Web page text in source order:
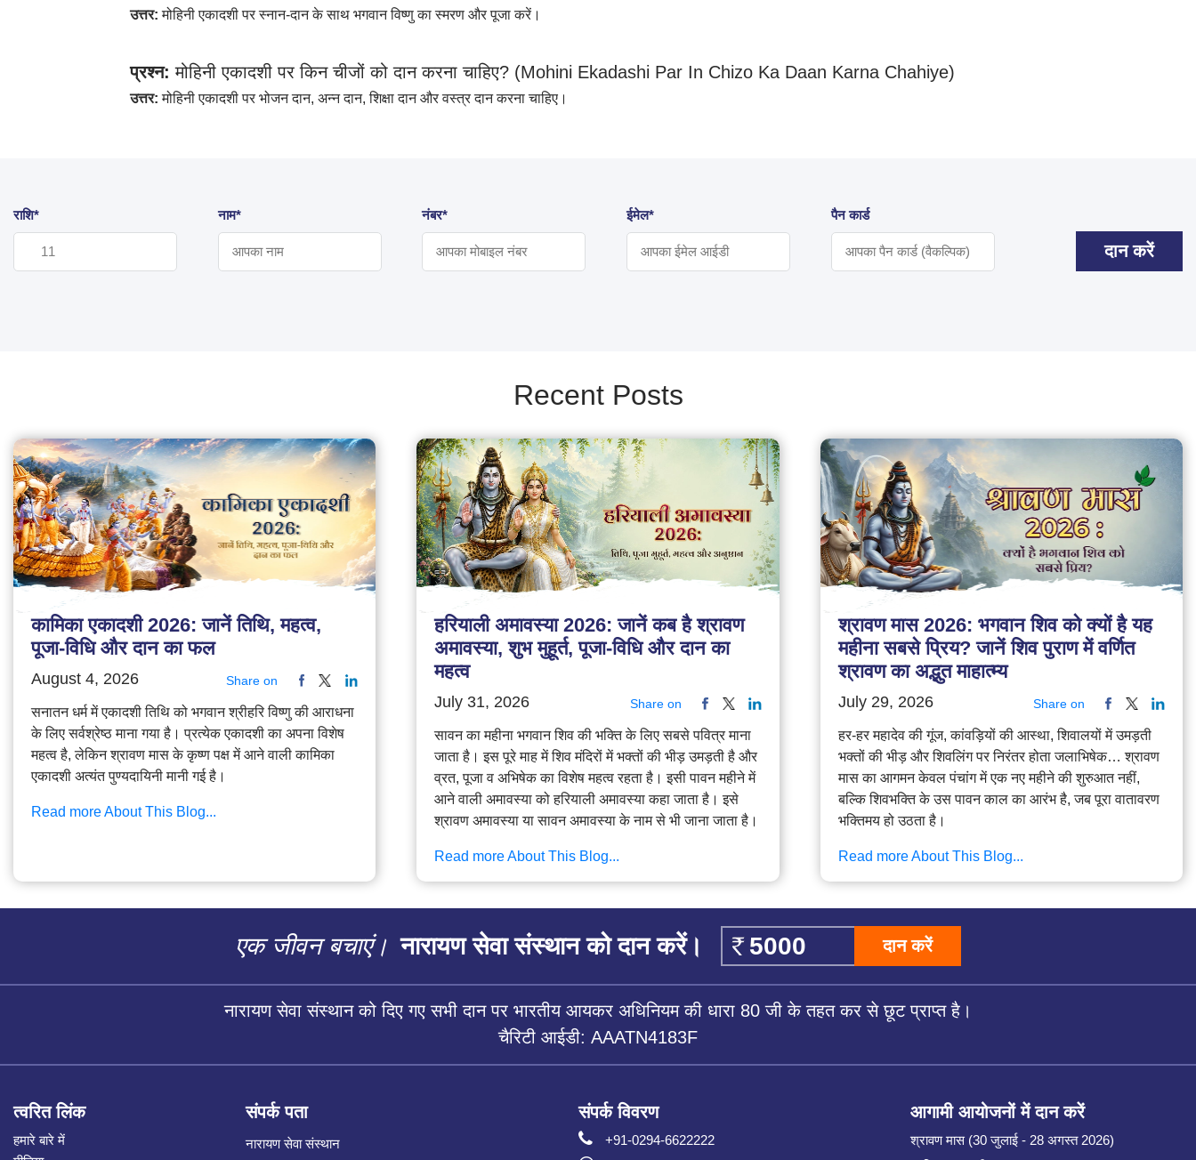
उत्तर: मोहिनी एकादशी पर स्नान-दान के साथ भगवान विष्णु का स्मरण और पूजा करें।
प्रश्न: मोहिनी एकादशी पर किन चीजों को दान करना चाहिए? (Mohini Ekadashi Par In Chizo Ka Daan Karna Chahiye)
उत्तर: मोहिनी एकादशी पर भोजन दान,अन्न दान,शिक्षा दान और वस्त्र दान करना चाहिए।
राशि* नाम* नंबर* ईमेल* पैन कार्ड
दान करें
Recent Posts
कामिका एकादशी 2026: जानें तिथि, महत्व,
पूजा-विधि और दान का फल
August 4, 2026 Share on
सनातन धर्म में एकादशी तिथि को भगवान श्रीहरि विष्णु की आराधना
के लिए सर्वश्रेष्ठ माना गया है। प्रत्येक एकादशी का अपना विशेष
महत्व है, लेकिन श्रावण मास के कृष्ण पक्ष में आने वाली कामिका
एकादशी अत्यंत पुण्यदायिनी मानी गई है।
Read more About This Blog...
हरियाली अमावस्या 2026: जानें कब है श्रावण
अमावस्या, शुभ मुहूर्त, पूजा-विधि और दान का
महत्व
July 31, 2026 Share on
सावन का महीना भगवान शिव की भक्ति के लिए सबसे पवित्र माना
जाता है। इस पूरे माह में शिव मंदिरों में भक्तों की भीड़ उमड़ती है और
व्रत, पूजा व अभिषेक का विशेष महत्व रहता है। इसी पावन महीने में
आने वाली अमावस्या को हरियाली अमावस्या कहा जाता है। इसे
श्रावण अमावस्या या सावन अमावस्या के नाम से भी जाना जाता है।
Read more About This Blog...
श्रावण मास 2026: भगवान शिव को क्यों है यह
महीना सबसे प्रिय? जानें शिव पुराण में वर्णित
श्रावण का अद्भुत माहात्म्य
July 29, 2026 Share on
हर-हर महादेव की गूंज, कांवड़ियों की आस्था, शिवालयों में उमड़ती
भक्तों की भीड़ और शिवलिंग पर निरंतर होता जलाभिषेक… श्रावण
मास का आगमन केवल पंचांग में एक नए महीने की शुरुआत नहीं,
बल्कि शिवभक्ति के उस पावन काल का आरंभ है, जब पूरा वातावरण
भक्तिमय हो उठता है।
Read more About This Blog...
एक जीवन बचाएं। नारायण सेवा संस्थान को दान करें। दान करें
नारायण सेवा संस्थान को दिए गए सभी दान पर भारतीय आयकर अधिनियम की धारा 80 जी के तहत कर से छूट प्राप्त है।
चैरिटी आईडी: AAATN4183F
त्वरित लिंक
हमारे बारे में
संपर्क पता
नारायण सेवा संस्थान
संपर्क विवरण
+91-0294-6622222
आगामी आयोजनों में दान करें
श्रावण मास (30 जुलाई - 28 अगस्त 2026)